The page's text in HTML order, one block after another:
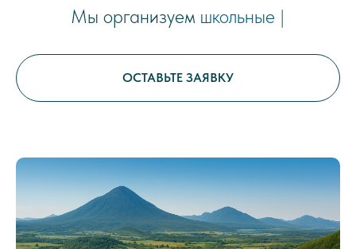
Мы организуемшкольные туры
ОСТАВЬТЕ ЗАЯВКУ